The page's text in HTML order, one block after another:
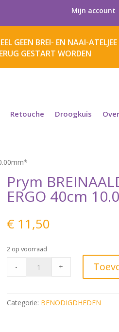
Mijn account
GEEN BREI- EN NAAI-ATELJEE
GESTART WORDEN
Retouche Droogkuis
Prym
ERGO 40cm
€11,50
2 op voorraad
KNOP
ERGO
- +
Categorie: BENODIGDHEDEN